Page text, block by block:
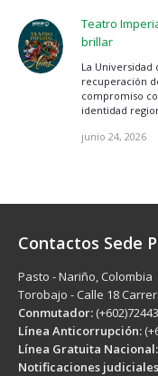
Teatro
brillar
La
recuperación
compromiso
identidad
junio 24, 2026
Contactos Sede
Pasto - Nariño, Colombia
Torobajo - Calle 18
Conmutador:
Línea Anticorrupción:
Línea Gratuita Nacional:
Notificaciones